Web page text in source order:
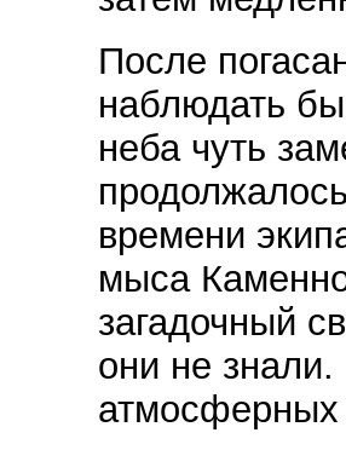
После
наблюдать
неба чуть
времени
мыса
загадочный
они не